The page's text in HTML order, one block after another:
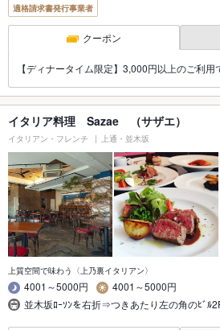
適格請求書発行事業者
クーポン
【ディナータイム限定】3,000円以上のご利
イタリア料理 Sazae （サザエ）
イタリアン・フレンチ 上通・並木坂
上質空間で味わう〈上乃裏イタリアン〉
4001～5000円
4001～5000円
並木坂ﾛｰｿﾝを右折⇒つきあたり左の角のﾋﾞﾙ